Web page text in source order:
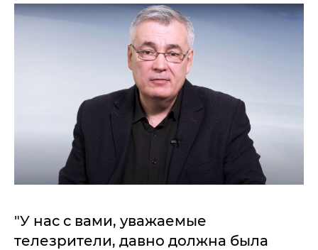
"У нас с вами, уважаемые
телезрители, давно должна была